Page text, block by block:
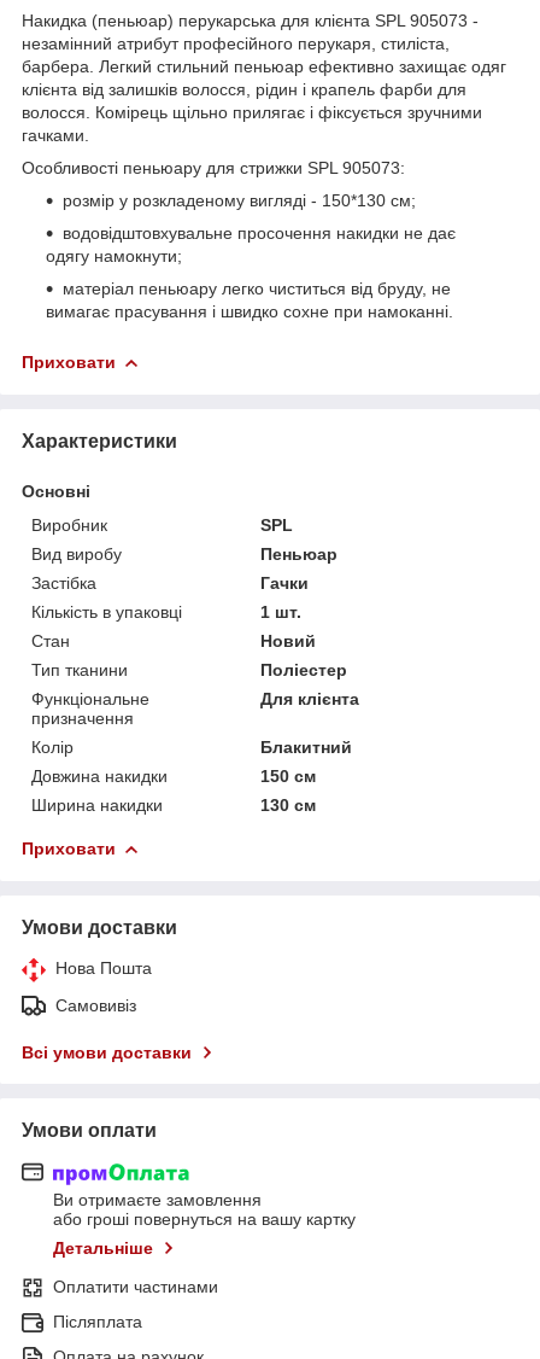
Накидка (пеньюар) перукарська для клієнта SPL 905073 -
незамінний атрибут професійного перукаря, стиліста,
барбера. Легкий стильний пеньюар ефективно захищає одяг
клієнта від залишків волосся, рідин і крапель фарби для
волосся. Комірець щільно прилягає і фіксується зручними
гачками.
Особливості пеньюару для стрижки SPL 905073:
розмір у розкладеному вигляді - 150*130 см;
водовідштовхувальне просочення накидки не дає
одягу намокнути;
матеріал пеньюару легко чиститься від бруду, не
вимагає прасування і швидко сохне при намоканні.
Приховати
Характеристики
Основні
Виробник
SPL
Вид виробу
Пеньюар
Застібка
Гачки
Кількість в упаковці
1 шт.
Стан
Новий
Тип тканини
Поліестер
Функціональне
призначення
Для клієнта
Колір
Блакитний
Довжина накидки
150 см
Ширина накидки
130 см
Приховати
Умови доставки
Нова Пошта
Самовивіз
Всі умови доставки
Умови оплати
Ви отримаєте замовлення
або гроші повернуться на вашу картку
Детальніше
Оплатити частинами
Післяплата